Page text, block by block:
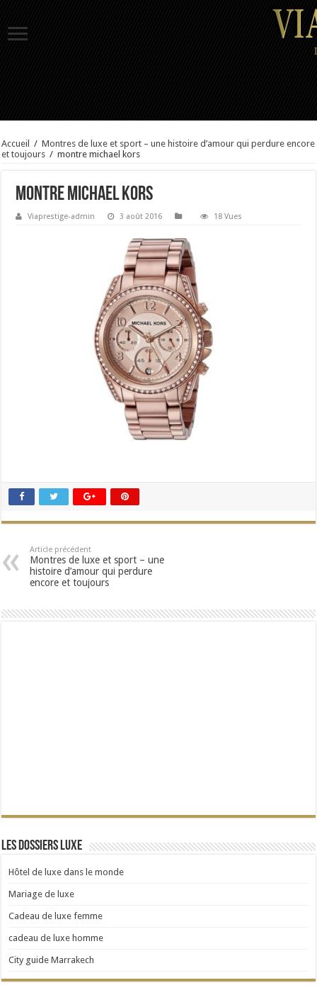
Accueil / Montres de luxe et sport – une histoire d’amour qui perdure encore
et toujours / montre michael kors
montre michael kors
Viaprestige-admin 3 août 2016 18 Vues
Article précédent
Montres de luxe et sport – une
histoire d’amour qui perdure
encore et toujours
Les dossiers Luxe
Hôtel de luxe dans le monde
Mariage de luxe
Cadeau de luxe femme
cadeau de luxe homme
City guide Marrakech